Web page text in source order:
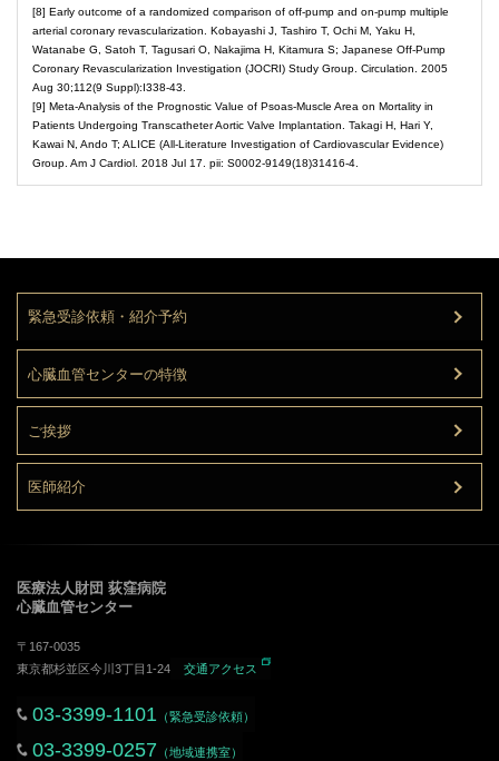
[8] Early outcome of a randomized comparison of off-pump and on-pump multiple
arterial coronary revascularization. Kobayashi J, Tashiro T, Ochi M, Yaku H,
Watanabe G, Satoh T, Tagusari O, Nakajima H, Kitamura S; Japanese Off-Pump
Coronary Revascularization Investigation (JOCRI) Study Group. Circulation. 2005
Aug 30;112(9 Suppl):I338-43.
[9] Meta-Analysis of the Prognostic Value of Psoas-Muscle Area on Mortality in
Patients Undergoing Transcatheter Aortic Valve Implantation. Takagi H, Hari Y,
Kawai N, Ando T; ALICE (All-Literature Investigation of Cardiovascular Evidence)
Group. Am J Cardiol. 2018 Jul 17. pii: S0002-9149(18)31416-4.
緊急受診依頼・紹介予約
心臓血管センターの特徴
ご挨拶
医師紹介
医療法人財団 荻窪病院
心臓血管センター
〒167-0035
東京都杉並区今川3丁目1-24
交通アクセス
03-3399-1101 （緊急受診依頼）
03-3399-0257 （地域連携室）